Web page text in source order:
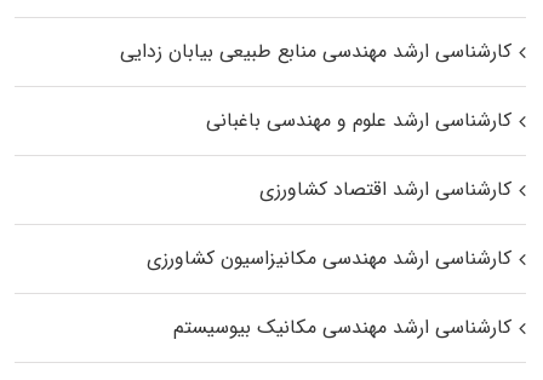
کارشناسی ارشد مهندسی منابع طبیعی بیابان زدایی
کارشناسی ارشد علوم و مهندسی باغبانی
کارشناسی ارشد اقتصاد کشاورزی
کارشناسی ارشد مهندسی مکانیزاسیون کشاورزی
کارشناسی ارشد مهندسی مکانیک بیوسیستم